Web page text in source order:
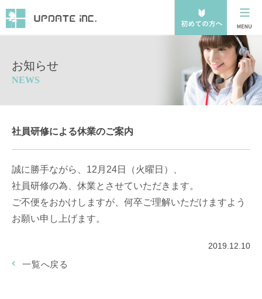
お知らせ
NEWS
社員研修による休業のご案内
誠に勝手ながら、12月24日（火曜日）、
社員研修の為、休業とさせていただきます。
ご不便をおかけしますが、何卒ご理解いただけますよう
お願い申し上げます。
2019.12.10
一覧へ戻る